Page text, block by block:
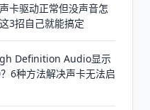
卡驱动正常但没声音怎
3招自己就能搞定
Definition Audio显示
6种方法解决声卡无法启